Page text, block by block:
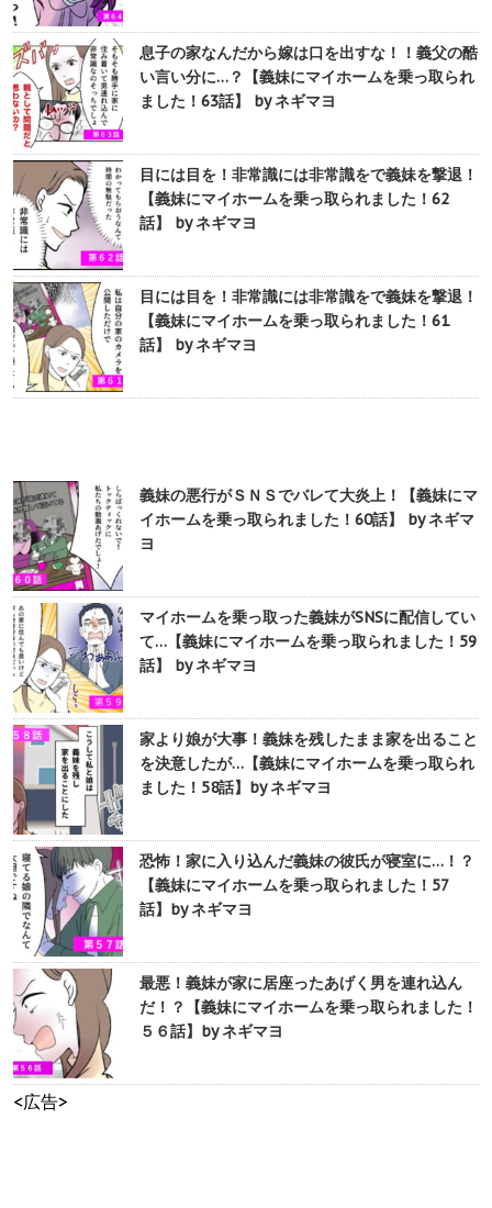
息子の家なんだから嫁は口を出すな！！義父の酷
い言い分に…？【義妹にマイホームを乗っ取られ
ました！63話】 by ネギマヨ
目には目を！非常識には非常識をで義妹を撃退！
【義妹にマイホームを乗っ取られました！62
話】 by ネギマヨ
目には目を！非常識には非常識をで義妹を撃退！
【義妹にマイホームを乗っ取られました！61
話】 by ネギマヨ
義妹の悪行がＳＮＳでバレて大炎上！【義妹にマ
イホームを乗っ取られました！60話】 by ネギマ
ヨ
マイホームを乗っ取った義妹がSNSに配信してい
て…【義妹にマイホームを乗っ取られました！59
話】 by ネギマヨ
家より娘が大事！義妹を残したまま家を出ること
を決意したが…【義妹にマイホームを乗っ取られ
ました！58話】by ネギマヨ
恐怖！家に入り込んだ義妹の彼氏が寝室に…！？
【義妹にマイホームを乗っ取られました！57
話】by ネギマヨ
最悪！義妹が家に居座ったあげく男を連れ込ん
だ！？【義妹にマイホームを乗っ取られました！
５６話】by ネギマヨ
<広告>